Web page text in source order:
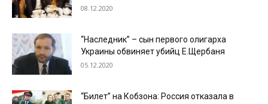
08.12.2020
“Наследник” – сын первого олигарха
Украины обвиняет убийц Е.Щербаня
05.12.2020
“Билет” на Кобзона: Россия отказала в